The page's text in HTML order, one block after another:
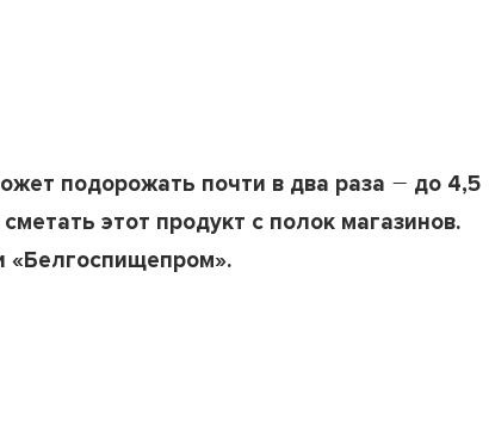
подорожать почти в два раза – до 4,5
этот продукт с полок магазинов.